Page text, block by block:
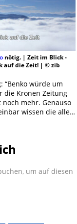
nötig. | Zeit im Blick -
auf die Zeit! | © zib
“Benko würde um
die Kronen Zeitung
mehr. Genauso
wissen die alle…
um auf diesen